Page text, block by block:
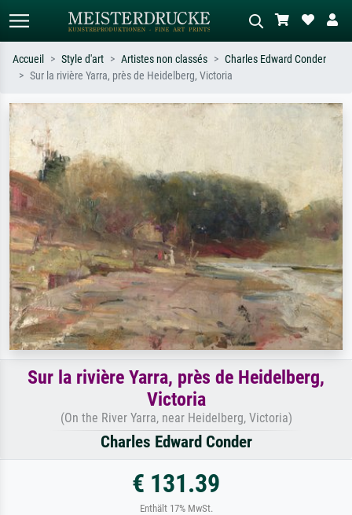
Recherchez par artiste, titre ou style –
ex. Monet, Nuit étoilée,
impressionnisme, vague de Hokusai,
nu.
Décrivez la scène – ex. prairie verte,
abstrait avec beaucoup de rouge,
Accueil Style d'art Artistes non classés
Charles Edward Conder
Sur la rivière Yarra, près de Heidelberg, Victoria
Sur la rivière Yarra, près de Heidelberg,
Victoria
(On the River Yarra, near Heidelberg, Victoria)
Charles Edward Conder
€ 131.39
Enthält 17% MwSt.